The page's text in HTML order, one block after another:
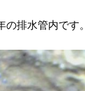
排水管内です。